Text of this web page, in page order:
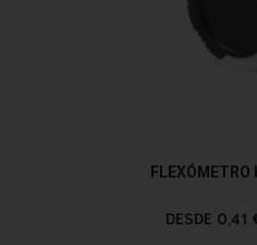
FLEXÓMETRO
DESDE 0,41